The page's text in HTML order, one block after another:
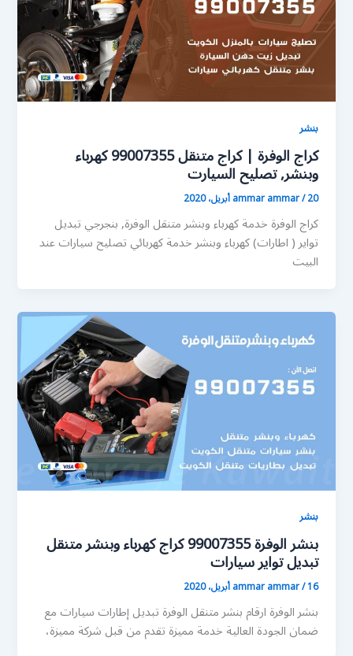
بنشر
كراج الوفرة | كراج متنقل 99007355 كهرباء
وبنشر, تصليح السيارت
ammar ammar/20 أبريل، 2020
كراج الوفرة خدمة كهرباء وبنشر متنقل الوفرة, بنجرجي تبديل
تواير ( اطارات) كهرباء وبنشر خدمة كهربائي تصليح سيارات عند
البيت
بنشر
بنشر الوفرة 99007355 كراج كهرباء وبنشر متنقل
تبديل تواير سيارات
ammar ammar/16 أبريل، 2020
بنشر الوفرة ارقام بنشر متنقل الوفرة تبديل إطارات سيارات مع
ضمان الجودة العالية خدمة مميزة تقدم من قبل شركة مميزة،